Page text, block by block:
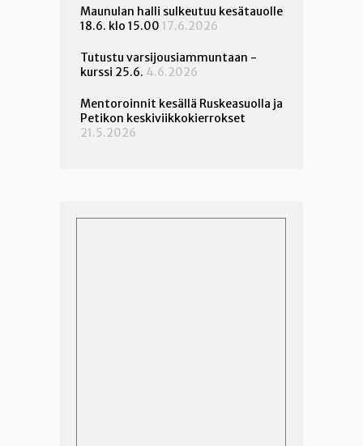
Maunulan halli sulkeutuu kesätauolle
18.6. klo 15.00 17.6.2026
Tutustu varsijousiammuntaan -
kurssi 25.6. 4.6.2026
Mentoroinnit kesällä Ruskeasuolla ja
Petikon keskiviikkokierrokset
21.5.2026